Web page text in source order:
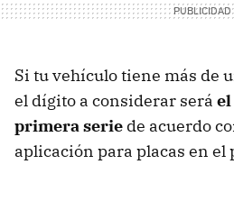
Si tu vehículo tiene más de
el dígito a considerar será
primera serie de acuerdo
aplicación para placas en el